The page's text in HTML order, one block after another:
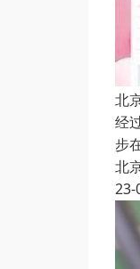
北
经
步
北
23-